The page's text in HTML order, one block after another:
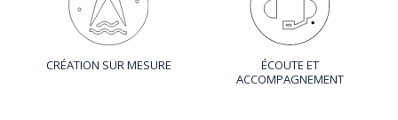
CRÉATION SUR MESURE
ÉCOUTE ET
ACCOMPAGNEMENT